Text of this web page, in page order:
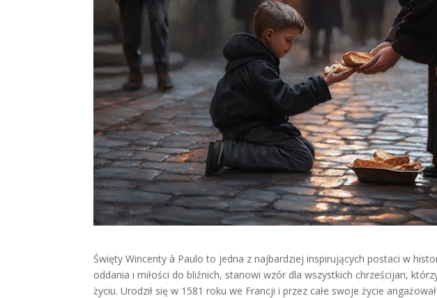
Święty Wincenty à Paulo to jedna z najbardziej inspirujących postaci w
oddania i miłości do bliźnich, stanowi wzór dla wszystkich chrześcijan,
życiu. Urodził się w 1581 roku we Francji i przez całe swoje życie